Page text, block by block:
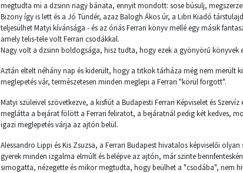
megtudta mi a dzsinn nagy bánata, ennyit mondott: sose búsulj,
Bizony így is lett és a Jó Tündér, azaz Balogh Ákos úr, a Libri Kiadó
teljesülhet Matyi kívánsága - és az óriás Ferrari könyv mellé egy másik
amely telis-tele volt Ferrari csodákkal.
Nagy volt a dzsinn boldogsága, hisz tudta, hogy ezek a gyönyörű könyvek
Aztán eltelt néhány nap és kiderült, hogy a titkok tárháza még nem merült
meglepetés vár, természetesen minden meglepi a Ferrari "körül forgott".
Matyi szüleivel szövetkezve, a kisfiút a Budapesti Ferrari Képviselet és
meglátta a bejárat fölött a Ferrari feliratot, a bejáratnál pedig két kedves,
igazi meglepetés várja az ajtón belül.
Alessandro Lippi és Kis Zsuzsa, a Ferrari Budapest hivatalos képviselői
gyerek minden izgalma elmúlt és belépve az ajtón, már szinte
simogatta, nézegette és mikor megtudta, hogy beülhet a "csodába", nem